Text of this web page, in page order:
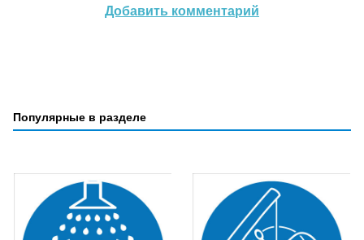
Добавить комментарий
Популярные в разделе